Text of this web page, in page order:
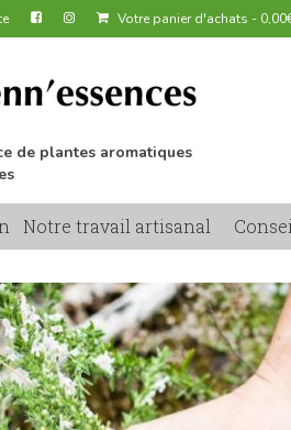
Votre panier d'achats - 0,00
de plantes aromatiques
Notre travail artisanal